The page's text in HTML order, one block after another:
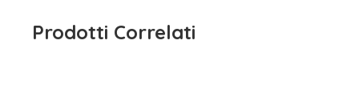
Prodotti Correlati